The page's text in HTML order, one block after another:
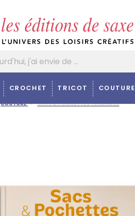
CROCHET TRICOT COUTURE
COUTURE SACS & POCHETTES TENDANCE